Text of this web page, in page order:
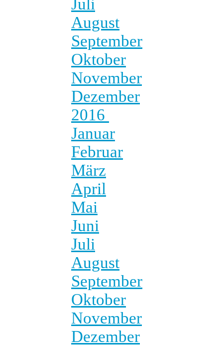
Juli
August
September
Oktober
November
Dezember
2016
Januar
Februar
März
April
Mai
Juni
Juli
August
September
Oktober
November
Dezember